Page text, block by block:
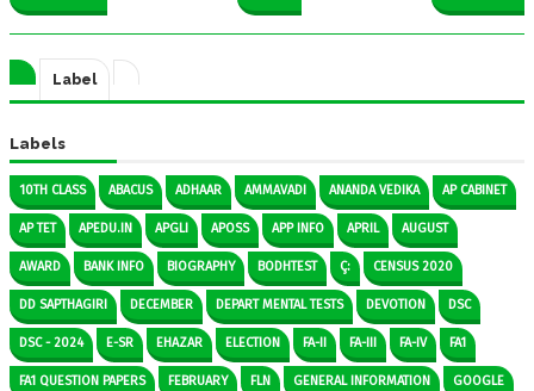
Label
Labels
10TH CLASS ABACUS ADHAAR AMMAVADI ANANDA VEDIKA AP CABINET
AP TET APEDU.IN APGLI APOSS APP INFO APRIL AUGUST
AWARD BANK INFO BIOGRAPHY BODHTEST Ç: CENSUS 2020
DD SAPTHAGIRI DECEMBER DEPART MENTAL TESTS DEVOTION DSC
DSC - 2024 E-SR EHAZAR ELECTION FA-II FA-III FA-IV FA1
FA1 QUESTION PAPERS FEBRUARY FLN GENERAL INFORMATION GOOGLE